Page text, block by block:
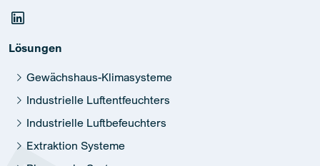
Lösungen
Gewächshaus-Klimasysteme
Industrielle Luftentfeuchters
Industrielle Luftbefeuchters
Extraktion Systeme